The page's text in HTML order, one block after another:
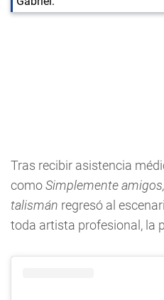
Tras recibir asistencia
comoSimplemente
talismán regresó al
toda artista profesional, la